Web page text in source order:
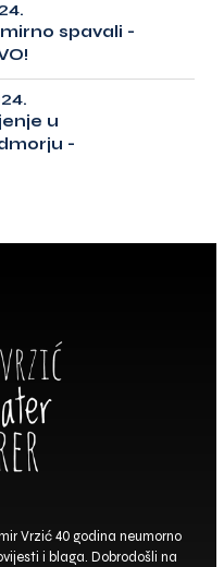
spavali -
u
-
Vrzić 40 godina neumorno
i blaga. Dobrodošli na